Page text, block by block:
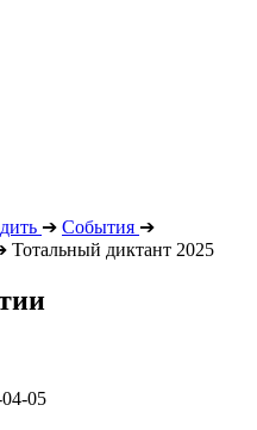
➔ События ➔
Тотальный диктант 2025
05